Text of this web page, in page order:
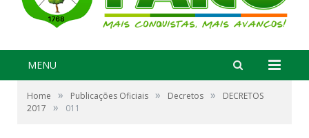
MENU
Home » Publicações Oficiais » Decretos »
DECRETOS
2017
» 011